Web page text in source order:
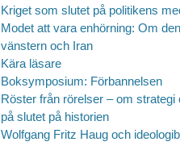
Kriget som slutet på politikens
Modet att vara enhörning: Om
vänstern och Iran
Kära läsare
Boksymposium: Förbannelsen
Röster från rörelser – om strategi
på slutet på historien
Wolfgang Fritz Haug och